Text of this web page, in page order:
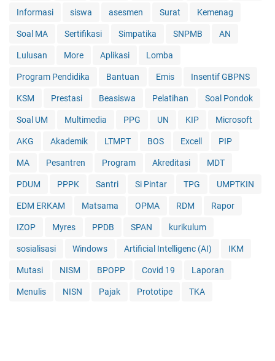
Informasi siswa asesmen Surat Kemenag
Soal MA Sertifikasi Simpatika SNPMB AN
Lulusan More Aplikasi Lomba
Program Pendidika Bantuan Emis Insentif GBPNS
KSM Prestasi Beasiswa Pelatihan Soal Pondok
Soal UM Multimedia PPG UN KIP Microsoft
AKG Akademik LTMPT BOS Excell PIP
MA Pesantren Program Akreditasi MDT
PDUM PPPK Santri Si Pintar TPG UMPTKIN
EDM ERKAM Matsama OPMA RDM Rapor
IZOP Myres PPDB SPAN kurikulum
sosialisasi Windows Artificial Intelligenc (AI) IKM
Mutasi NISM BPOPP Covid 19 Laporan
Menulis NISN Pajak Prototipe TKA